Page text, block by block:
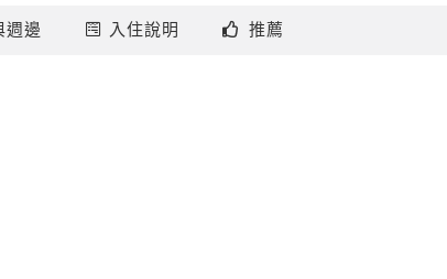
週邊 入住說明 推薦